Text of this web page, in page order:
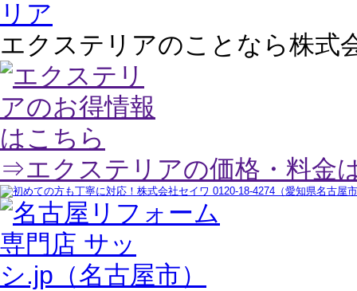
エクステリアのことなら株式
⇒エクステリアの価格・料金